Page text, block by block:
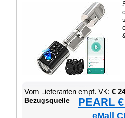
Vom Lie­fe­ran­ten empf. VK: €
Be­zugs­quel­le PEARL
eMall